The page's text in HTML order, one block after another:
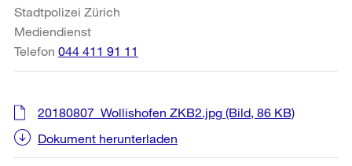
Stadtpolizei Zürich
Mediendienst
Telefon 044 411 91 11
20180807_Wollishofen ZKB2.jpg (Bild, 86 KB)
Dokument herunterladen